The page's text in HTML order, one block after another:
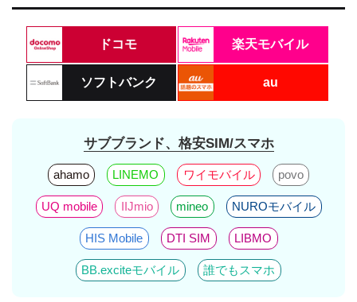
ドコモ 楽天モバイル
ソフトバンク au
サブブランド、格安SIM/スマホ
ahamo LINEMO ワイモバイル povo
UQ mobile IIJmio mineo NUROモバイル
HIS Mobile DTI SIM LIBMO
BB.exciteモバイル 誰でもスマホ